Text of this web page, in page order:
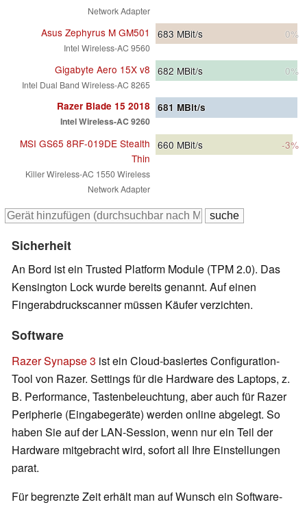
Network Adapter
Asus Zephyrus M GM501
Intel Wireless-AC 9560
683 MBit/s 0%
Gigabyte Aero 15X v8
Intel Dual Band Wireless-AC 8265
682 MBit/s 0%
Razer Blade 15 2018
Intel Wireless-AC 9260
681 MBit/s
MSI GS65 8RF-019DE Stealth
Thin
Killer Wireless-AC 1550 Wireless
Network Adapter
660 MBit/s -3%
Sicherheit
An Bord ist ein Trusted Platform Module (TPM 2.0). Das
Kensington Lock wurde bereits genannt. Auf einen
Fingerabdruckscanner müssen Käufer verzichten.
Software
Razer Synapse 3 ist ein Cloud-basiertes Configuration-
Tool von Razer. Settings für die Hardware des Laptops, z.
B. Performance, Tastenbeleuchtung, aber auch für Razer
Peripherie (Eingabegeräte) werden online abgelegt. So
haben Sie auf der LAN-Session, wenn nur ein Teil der
Hardware mitgebracht wird, sofort all Ihre Einstellungen
parat.
Für begrenzte Zeit erhält man auf Wunsch ein Software-